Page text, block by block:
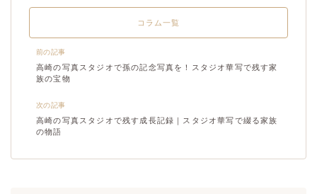
前の記事
高崎の写真スタジオで孫の記念写真を！スタジオ華写で残す家
族の宝物
コラム一覧
次の記事
高崎の写真スタジオで残す成長記録｜スタジオ華写で綴る家族
の物語